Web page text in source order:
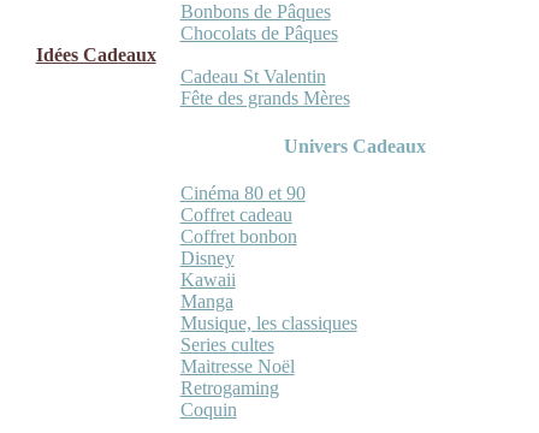
Bonbons de Pâques
Chocolats de Pâques
Idées Cadeaux
Cadeau St Valentin
Fête des grands Mères
Univers Cadeaux
Cinéma 80 et 90
Coffret cadeau
Coffret bonbon
Disney
Kawaii
Manga
Musique, les classiques
Series cultes
Maitresse Noël
Retrogaming
Coquin